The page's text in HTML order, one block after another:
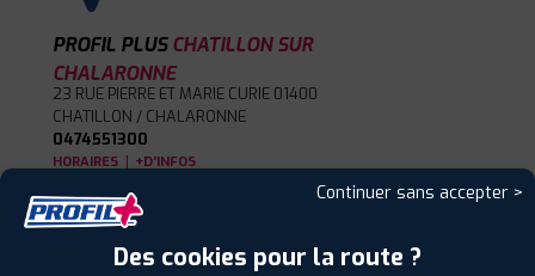
PROFIL PLUSCHATILLON SUR
CHALARONNE
23 RUE PIERRE ET MARIE CURIE 01400
CHATILLON / CHALARONNE
0474551300
HORAIRES | +D'INFOS
Continuer sans accepter >
Des cookies pour la route ?